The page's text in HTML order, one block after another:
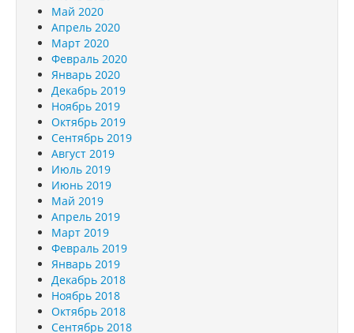
Май 2020
Апрель 2020
Март 2020
Февраль 2020
Январь 2020
Декабрь 2019
Ноябрь 2019
Октябрь 2019
Сентябрь 2019
Август 2019
Июль 2019
Июнь 2019
Май 2019
Апрель 2019
Март 2019
Февраль 2019
Январь 2019
Декабрь 2018
Ноябрь 2018
Октябрь 2018
Сентябрь 2018